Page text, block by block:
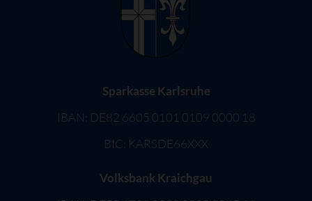
Sparkasse Karlsruhe
IBAN: DE82 6605 0101 0109 0000 18
BIC: KARSDE66XXX
Volksbank Kraichgau